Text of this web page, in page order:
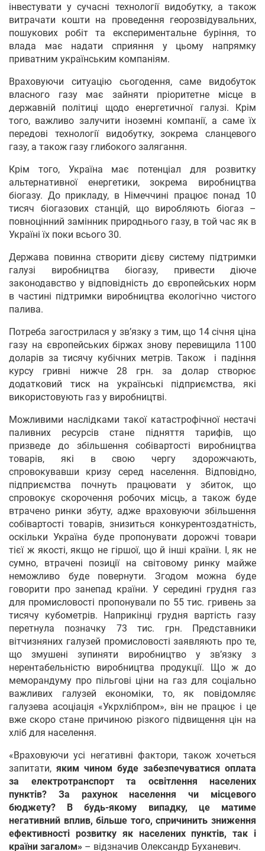
інвестувати у сучасні технології видобутку, а також
витрачати кошти на проведення георозвідувальних,
пошукових робіт та експериментальне буріння, то
влада має надати сприяння у цьому напрямку
приватним українським компаніям.
Враховуючи ситуацію сьогодення, саме видобуток
власного газу має зайняти пріоритетне місце в
державній політиці щодо енергетичної галузі. Крім
того, важливо залучити іноземні компанії, а саме їх
передові технології видобутку, зокрема сланцевого
газу, а також газу глибокого залягання.
Крім того, Україна має потенціал для розвитку
альтернативної енергетики, зокрема виробництва
біогазу. До прикладу, в Німеччині працює понад 10
тисяч біогазових станцій, що виробляють біогаз –
повноцінний замінник природнього газу, в той час як в
Україні їх поки всього 30.
Держава повинна створити дієву систему підтримки
галузі виробництва біогазу, привести діюче
законодавство у відповідність до європейських норм
в частині підтримки виробництва екологічно чистого
палива.
Потреба загострилася у зв’язку з тим, що 14 січня ціна
газу на європейських біржах знову перевищила 1100
доларів за тисячу кубічних метрів. Також і падіння
курсу гривні нижче 28 грн. за долар створює
додатковий тиск на українські підприємства, які
використовують газ у виробництві.
Можливими наслідками такої катастрофічної нестачі
паливних ресурсів стане підняття тарифів, що
призведе до збільшення собівартості виробництва
товарів, які в свою чергу здорожчають,
спровокувавши кризу серед населення. Відповідно,
підприємства почнуть працювати у збиток, що
спровокує скорочення робочих місць, а також буде
втрачено ринки збуту, адже враховуючи збільшення
собівартості товарів, знизиться конкурентоздатність,
оскільки Україна буде пропонувати дорожчі товари
тієї ж якості, якщо не гіршої, що й інші країни. І, як не
сумно, втрачені позиції на світовому ринку майже
неможливо буде повернути. Згодом можна буде
говорити про занепад країни. У середині грудня газ
для промисловості пропонували по 55 тис. гривень за
тисячу кубометрів. Наприкінці грудня вартість газу
перетнула позначку 73 тис. грн. Представники
вітчизняних галузей промисловості заявляють про те,
що змушені зупиняти виробництво у зв’язку з
нерентабельністю виробництва продукції. Що ж до
меморандуму про пільгові ціни на газ для соціально
важливих галузей економіки, то, як повідомляє
галузева асоціація «Укрхлібпром», він не працює і це
вже скоро стане причиною різкого підвищення цін на
хліб для населення.
«Враховуючи усі негативні фактори, також хочеться
запитати, яким чином буде забезпечуватися оплата
за електротранспорт та освітлення населених
пунктів? За рахунок населення чи місцевого
бюджету? В будь-якому випадку, це матиме
негативний вплив, більше того, спричинить зниження
ефективності розвитку як населених пунктів, так і
країни загалом» – відзначив Олександр Буханевич.